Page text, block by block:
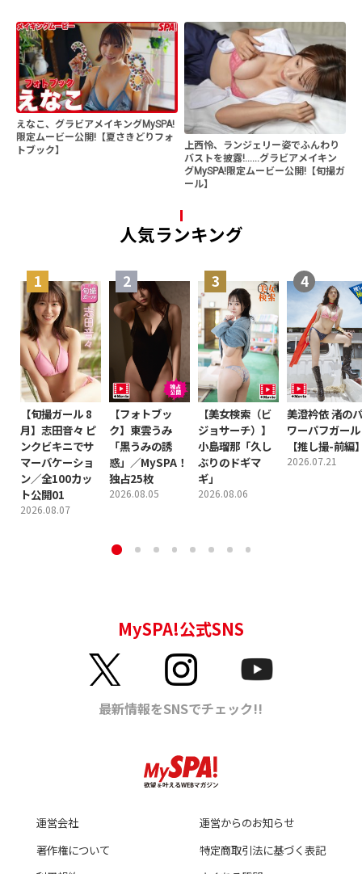
えなこ、グラビアメイキングMySPA!
限定ムービー公開!【夏さきどりフォ
トブック】
上西怜、ランジェリー姿でふんわり
バストを披露!......グラビアメイキン
グMySPA!限定ムービー公開!【旬撮ガ
ール】
人気ランキング
【旬撮ガール 8
月】志田音々 ピ
ンクビキニでサ
マーバケーショ
ン／全100カッ
ト公開01
2026.08.07
【フォトブッ
ク】東雲うみ
「黒うみの誘
惑」／MySPA！
独占25枚
2026.08.05
【美女検索（ビ
ジョサーチ）】
小島瑠那「久し
ぶりのドギマ
ギ」
2026.08.06
美澄衿依 渚のパ
ワーパフガール
【推し撮-前編
2026.07.21
運営会社
運営からのお知らせ
著作権について
特定商取引法に基づく表記